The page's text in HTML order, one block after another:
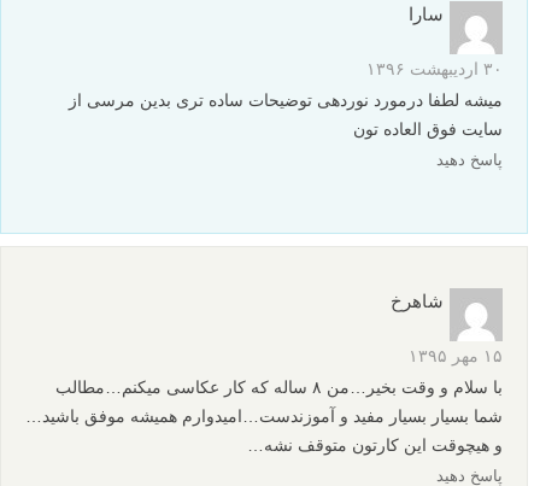
سارا
۳۰ اردیبهشت ۱۳۹۶
میشه لطفا درمورد نوردهی توضیحات ساده تری بدین مرسی از
سایت فوق العاده تون
پاسخ دهید
شاهرخ
۱۵ مهر ۱۳۹۵
با سلام و وقت بخیر…من ۸ ساله که کار عکاسی میکنم…مطالب
شما بسیار بسیار مفید و آموزندست…امیدوارم همیشه موفق باشید…
و هیچوقت این کارتون متوقف نشه…
پاسخ دهید